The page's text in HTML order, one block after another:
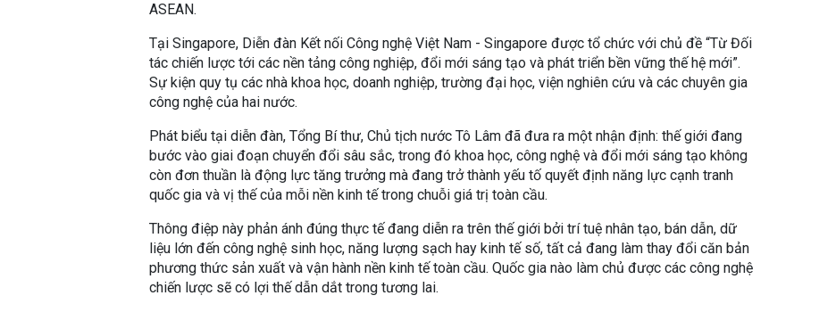
ASEAN.
Tại Singapore, Diễn đàn Kết nối Công nghệ Việt Nam - Singapore được tổ chức với chủ đề “Từ Đối
tác chiến lược tới các nền tảng công nghiệp, đổi mới sáng tạo và phát triển bền vững thế hệ mới”.
Sự kiện quy tụ các nhà khoa học, doanh nghiệp, trường đại học, viện nghiên cứu và các chuyên gia
công nghệ của hai nước.
Phát biểu tại diễn đàn, Tổng Bí thư, Chủ tịch nước Tô Lâm đã đưa ra một nhận định: thế giới đang
bước vào giai đoạn chuyển đổi sâu sắc, trong đó khoa học, công nghệ và đổi mới sáng tạo không
còn đơn thuần là động lực tăng trưởng mà đang trở thành yếu tố quyết định năng lực cạnh tranh
quốc gia và vị thế của mỗi nền kinh tế trong chuỗi giá trị toàn cầu.
Thông điệp này phản ánh đúng thực tế đang diễn ra trên thế giới bởi trí tuệ nhân tạo, bán dẫn, dữ
liệu lớn đến công nghệ sinh học, năng lượng sạch hay kinh tế số, tất cả đang làm thay đổi căn bản
phương thức sản xuất và vận hành nền kinh tế toàn cầu. Quốc gia nào làm chủ được các công nghệ
chiến lược sẽ có lợi thế dẫn dắt trong tương lai.